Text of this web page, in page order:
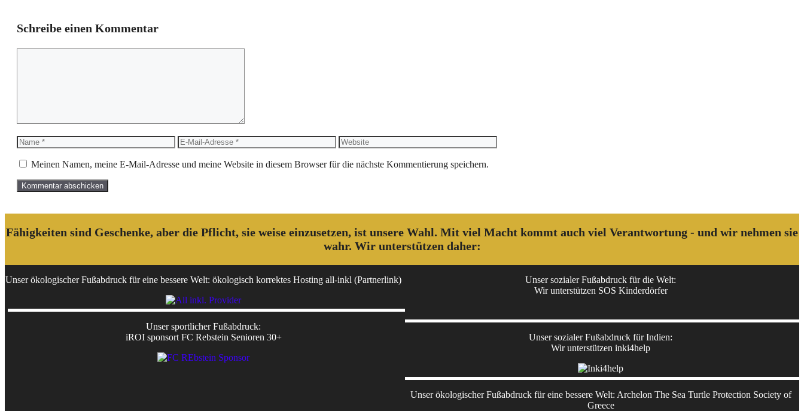
Schreibe einen Kommentar
Name
E-
Mail-
Adresse
Website
Meinen Namen, meine E-Mail-Adresse und meine Website in diesem Browser für die nächste Kommentierung speichern.
Fähigkeiten sind Geschenke, aber die Pflicht, sie weise einzusetzen, ist unsere Wahl. Mit viel Macht kommt auch viel Verantwortung - und wir nehmen sie
wahr. Wir unterstützen daher:
Unser ökologischer Fußabdruck für eine bessere Welt: ökologisch korrektes Hosting all-inkl (Partnerlink)
Unser sportlicher Fußabdruck:
iROI sponsort FC Rebstein Senioren 30+
Unser sozialer Fußabdruck für die Welt:
Wir unterstützen SOS Kinderdörfer
Unser sozialer Fußabdruck für Indien:
Wir unterstützen inki4help
Unser ökologischer Fußabdruck für eine bessere Welt: Archelon The Sea Turtle Protection Society of
Greece